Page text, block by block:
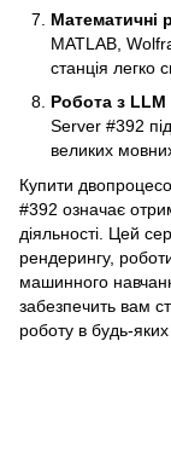
Математичні
MATLAB,
станція легко
Робота з
Server #392
великих
Купити
#392 означає
діяльності. Цей
рендерингу,
машинного
забезпечить вам
роботу в будь-